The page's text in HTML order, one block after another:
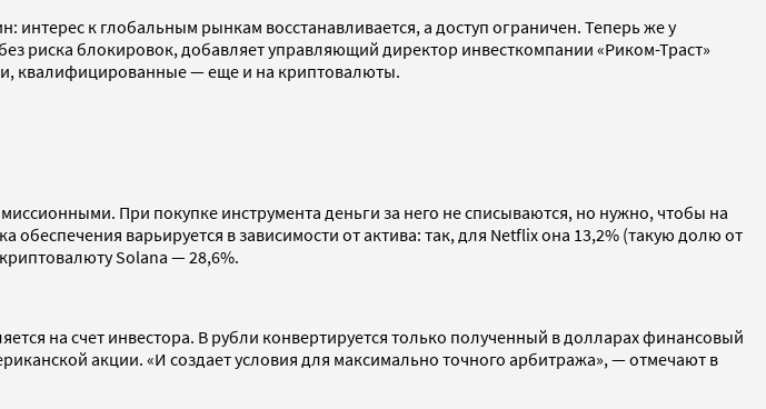
интерес к глобальным рынкам восстанавливается, а доступ ограничен. Теперь же у
риска блокировок, добавляет управляющий директор инвесткомпании «Риком-Траст»
квалифицированные — еще и на криптовалюты.
При покупке инструмента деньги за него не списываются, но нужно, чтобы на
варьируется в зависимости от актива: так, для Netflix она 13,2% (такую долю от
Solana — 28,6%.
на счет инвестора. В рубли конвертируется только полученный в долларах финансовый
акции. «И создает условия для максимально точного арбитража», — отмечают в